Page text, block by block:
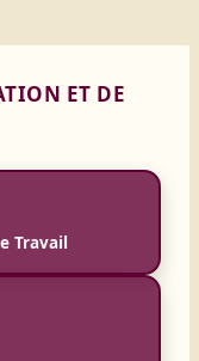
ET DE
Travail